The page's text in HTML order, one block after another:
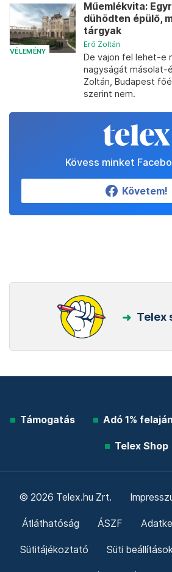
VÉLEMÉNY
Műemlékvita:
dühödten épülő,
tárgyak
Erő Zoltán
De vajon fel lehet-e
nagyságát másolat-
Zoltán, Budapest
szerint nem.
Kövess minket
Követem!
Telex
Támogatás Adó 1%
Telex Shop
© 2026 Telex.hu Zrt.
Átláthatóság ÁSZF
Sütitájékoztató Süti